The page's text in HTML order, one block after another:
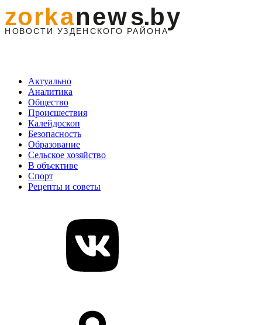
Актуально
Аналитика
Общество
Происшествия
Калейдоскоп
Безопасность
Образование
Сельское хозяйство
В объективе
Спорт
Рецепты и советы